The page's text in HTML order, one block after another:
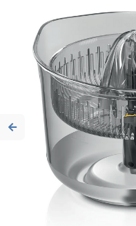
Previous